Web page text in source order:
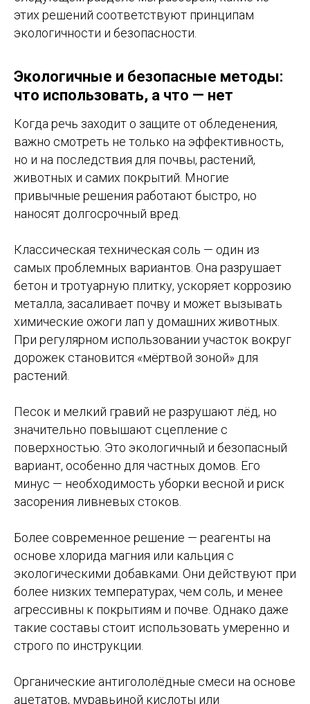
этих решений соответствуют принципам
экологичности и безопасности.
Экологичные и безопасные методы:
что использовать, а что — нет
Когда речь заходит о защите от обледенения,
важно смотреть не только на эффективность,
но и на последствия для почвы, растений,
животных и самих покрытий. Многие
привычные решения работают быстро, но
наносят долгосрочный вред.
Классическая техническая соль — один из
самых проблемных вариантов. Она разрушает
бетон и тротуарную плитку, ускоряет коррозию
металла, засаливает почву и может вызывать
химические ожоги лап у домашних животных.
При регулярном использовании участок вокруг
дорожек становится «мёртвой зоной» для
растений.
Песок и мелкий гравий не разрушают лёд, но
значительно повышают сцепление с
поверхностью. Это экологичный и безопасный
вариант, особенно для частных домов. Его
минус — необходимость уборки весной и риск
засорения ливневых стоков.
Более современное решение — реагенты на
основе хлорида магния или кальция с
экологическими добавками. Они действуют при
более низких температурах, чем соль, и менее
агрессивны к покрытиям и почве. Однако даже
такие составы стоит использовать умеренно и
строго по инструкции.
Органические антигололёдные смеси на основе
ацетатов, муравьиной кислоты или